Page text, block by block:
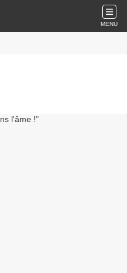
MENU